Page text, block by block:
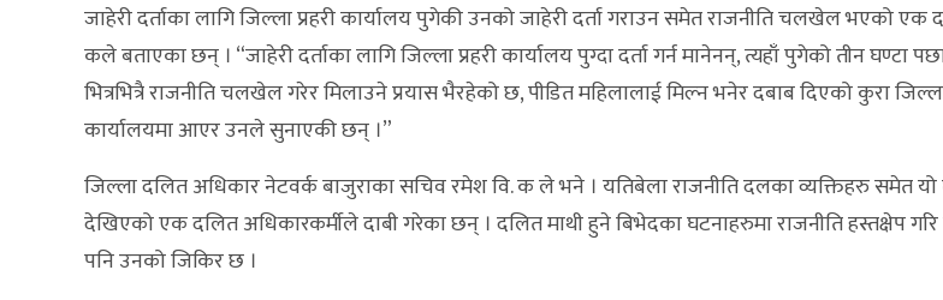
जाहेरी दर्ताका लागि जिल्ला प्रहरी कार्यालय पुगेकी उनको जाहेरी दर्ता गराउन समेत राजनीति चलखेल भएको एक
कले बताएका छन् । “जाहेरी दर्ताका लागि जिल्ला प्रहरी कार्यालय पुग्दा दर्ता गर्न मानेनन्, त्यहाँ पुगेको तीन घण्टा
भित्रभित्रै राजनीति चलखेल गरेर मिलाउने प्रयास भैरहेको छ, पीडित महिलालाई मिल्न भनेर दबाब दिएको कुरा
कार्यालयमा आएर उनले सुनाएकी छन् ।”
जिल्ला दलित अधिकार नेटवर्क बाजुराका सचिव रमेश वि. क ले भने । यतिबेला राजनीति दलका व्यक्तिहरु समेत
देखिएको एक दलित अधिकारकर्मीले दाबी गरेका छन् । दलित माथी हुने बिभेदका घटनाहरुमा राजनीति हस्तक्षेप
पनि उनको जिकिर छ ।